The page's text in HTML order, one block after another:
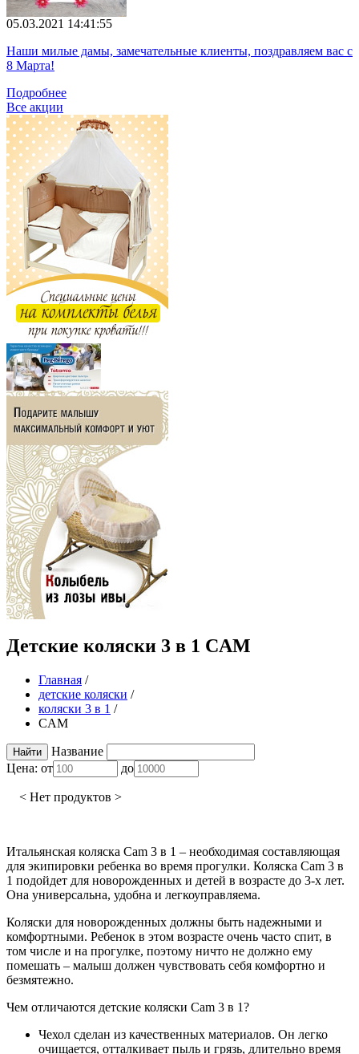
05.03.2021 14:41:55
Наши милые дамы, замечательные клиенты, поздравляем вас с
8 Марта!
Подробнее
Все акции
Детские коляски 3 в 1 CAM
Главная /
детские коляски /
коляски 3 в 1 /
CAM
Название
Цена: от до
< Нет продуктов >
Итальянская коляска Сam 3 в 1 – необходимая составляющая
для экипировки ребенка во время прогулки. Коляска Сam 3 в
1 подойдет для новорожденных и детей в возрасте до 3-х лет.
Она универсальна, удобна и легкоуправляема.
Коляски для новорожденных должны быть надежными и
комфортными. Ребенок в этом возрасте очень часто спит, в
том числе и на прогулке, поэтому ничто не должно ему
помешать – малыш должен чувствовать себя комфортно и
безмятежно.
Чем отличаются детские коляски Cam 3 в 1?
Чехол сделан из качественных материалов. Он легко
очищается, отталкивает пыль и грязь, длительно время